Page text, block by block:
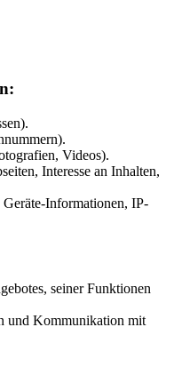
Videos).
Interesse an Inhalten,
Informationen, IP-
seiner Funktionen
und Kommunikation mit